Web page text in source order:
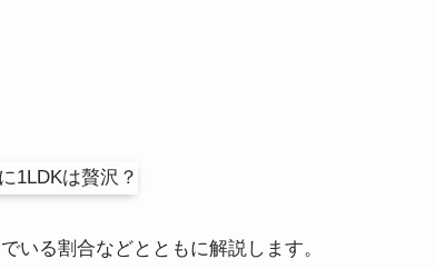
いる割合などとともに解説します。